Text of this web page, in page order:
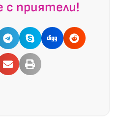
с приятели!